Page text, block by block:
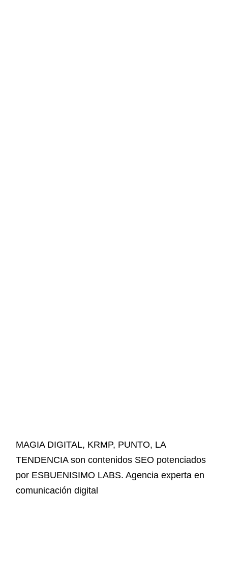
MAGIA DIGITAL, KRMP, PUNTO, LA
TENDENCIAson contenidos SEO potenciados
por ESBUENISIMO LABS. Agencia experta en
comunicación digital